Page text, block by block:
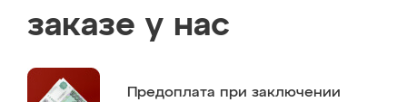
заказе у нас
Предоплата при заключении